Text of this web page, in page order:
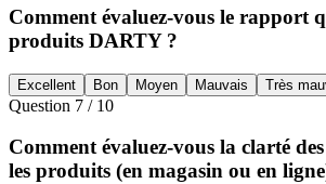
Comment évaluez-vous le rapport
produits DARTY ?
Excellent Bon Moyen Mauvais Très
Question 7 / 10
Comment évaluez-vous la clarté
les produits (en magasin ou en